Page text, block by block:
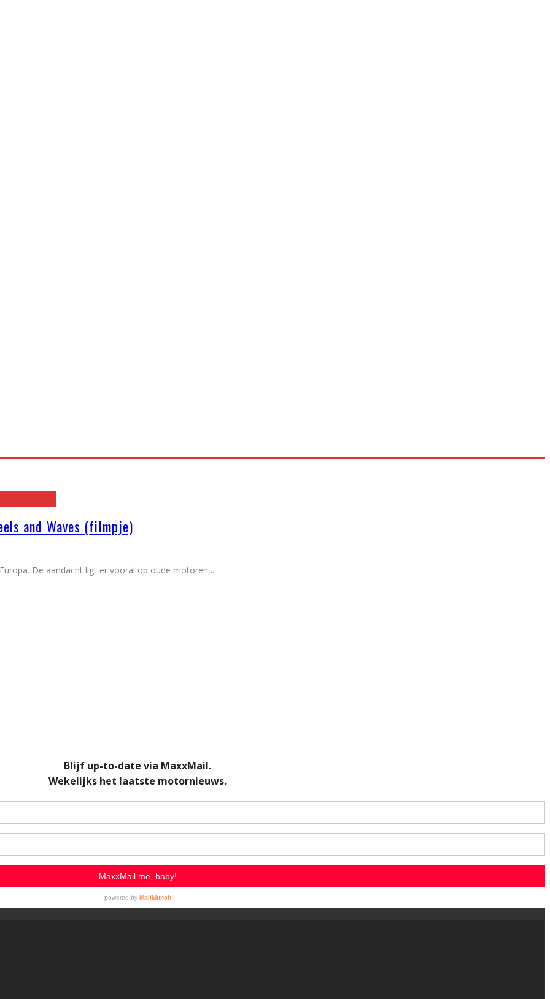
and Waves (filmpje)
De aandacht ligt er vooral op oude motoren,...